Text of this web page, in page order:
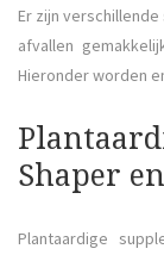
Er zijn
afvallen
Hieronder worden
Shaper
Plantaardige